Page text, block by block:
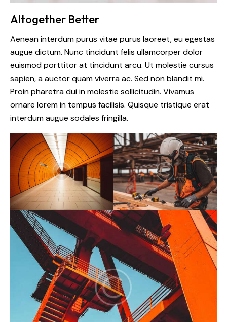
Altogether Better
Aenean interdum purus vitae purus laoreet, eu egestas
augue dictum. Nunc tincidunt felis ullamcorper dolor
euismod porttitor at tincidunt arcu. Ut molestie cursus
sapien, a auctor quam viverra ac. Sed non blandit mi.
Proin pharetra dui in molestie sollicitudin. Vivamus
ornare lorem in tempus facilisis. Quisque tristique erat
interdum augue sodales fringilla.